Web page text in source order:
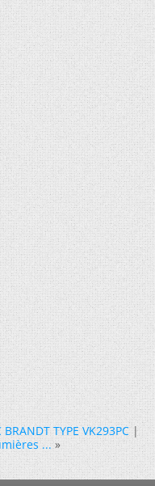
TYPE VK293PC|
... »